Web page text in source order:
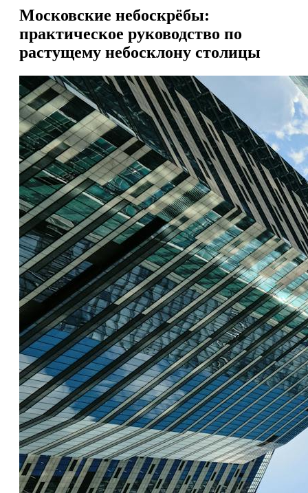
Московские небоскрёбы:
практическое руководство по
растущему небосклону столицы